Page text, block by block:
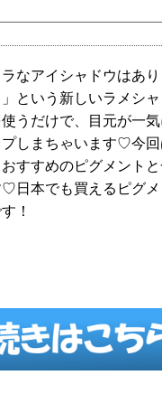
なアイシャドウはあ
という新しいラメシ
うだけで、目元が一
しまちゃいます♡今回
すすめのピグメント
日本でも買えるピグ
！